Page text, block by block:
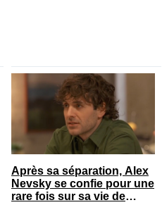
Après sa séparation, Alex
Nevsky se confie pour une
rare fois sur sa vie de